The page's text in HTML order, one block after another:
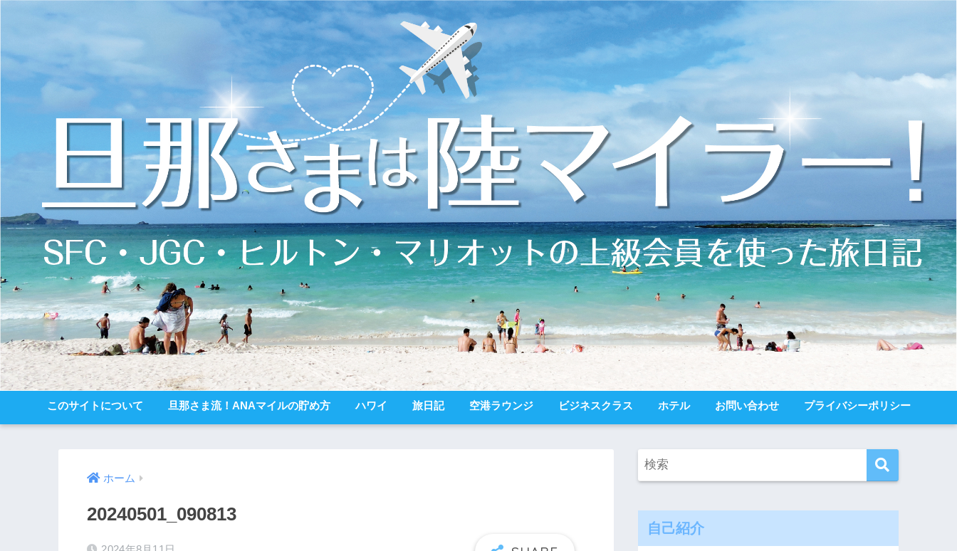
このサイトについて 旦那さま流！ANAマイルの貯め方 ハワイ 旅日記 空港ラウンジ ビジネスクラス ホテル お問い合わせ プライバシーポリシー
ホーム
20240501_090813
自己紹介